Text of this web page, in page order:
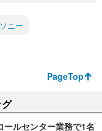
ソニー
PageTop
グ
ールセンター業務で1名